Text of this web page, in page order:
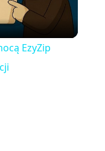
EzyZip